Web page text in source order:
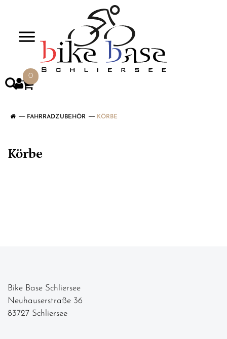
0
FAHRRADZUBEHÖR KÖRBE
Körbe
Bike Base Schliersee
Neuhauserstraße 36
83727 Schliersee